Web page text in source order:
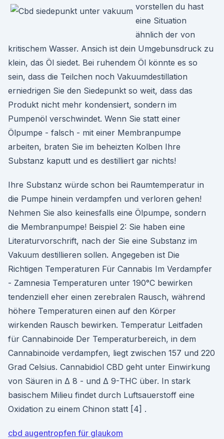
vorstellen du hast
eine Situation
ähnlich der von
kritischem Wasser. Ansich ist dein Umgebunsdruck zu
klein, das Öl siedet. Bei ruhendem Öl könnte es so
sein, dass die Teilchen noch Vakuumdestillation
erniedrigen Sie den Siedepunkt so weit, dass das
Produkt nicht mehr kondensiert, sondern im
Pumpenöl verschwindet. Wenn Sie statt einer
Ölpumpe - falsch - mit einer Membranpumpe
arbeiten, braten Sie im beheizten Kolben Ihre
Substanz kaputt und es destilliert gar nichts!
Ihre Substanz würde schon bei Raumtemperatur in
die Pumpe hinein verdampfen und verloren gehen!
Nehmen Sie also keinesfalls eine Ölpumpe, sondern
die Membranpumpe! Beispiel 2: Sie haben eine
Literaturvorschrift, nach der Sie eine Substanz im
Vakuum destillieren sollen. Angegeben ist Die
Richtigen Temperaturen Für Cannabis Im Verdampfer
- Zamnesia Temperaturen unter 190°C bewirken
tendenziell eher einen zerebralen Rausch, während
höhere Temperaturen einen auf den Körper
wirkenden Rausch bewirken. Temperatur Leitfaden
für Cannabinoide Der Temperaturbereich, in dem
Cannabinoide verdampfen, liegt zwischen 157 und 220
Grad Celsius. Cannabidiol CBD geht unter Einwirkung
von Säuren in Δ 8 - und Δ 9-THC über. In stark
basischem Milieu findet durch Luftsauerstoff eine
Oxidation zu einem Chinon statt [4] .
cbd augentropfen für glaukom